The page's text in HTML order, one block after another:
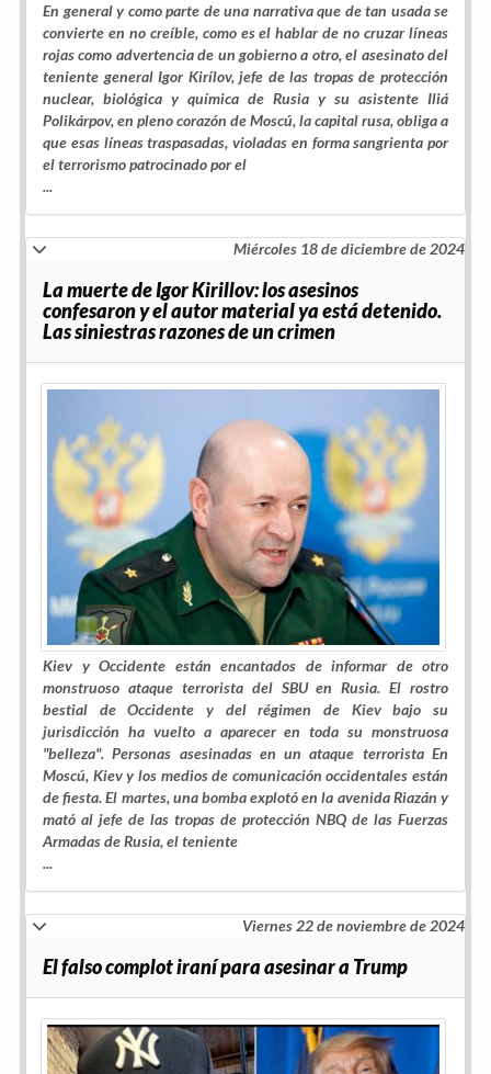
En general y como parte de una narrativa que de tan usada se
convierte en no creíble, como es el hablar de no cruzar líneas
rojas como advertencia de un gobierno a otro, el asesinato del
teniente general Igor Kirílov, jefe de las tropas de protección
nuclear, biológica y química de Rusia y su asistente Iliá
Polikárpov, en pleno corazón de Moscú, la capital rusa, obliga a
que esas líneas traspasadas, violadas en forma sangrienta por
el terrorismo patrocinado por el
...
Miércoles 18 de diciembre de 2024
La muerte de Igor Kirillov: los asesinos
confesaron y el autor material ya está detenido.
Las siniestras razones de un crimen
Kiev y Occidente están encantados de informar de otro
monstruoso ataque terrorista del SBU en Rusia. El rostro
bestial de Occidente y del régimen de Kiev bajo su
jurisdicción ha vuelto a aparecer en toda su monstruosa
"belleza". Personas asesinadas en un ataque terrorista En
Moscú, Kiev y los medios de comunicación occidentales están
de fiesta. El martes, una bomba explotó en la avenida Riazán y
mató al jefe de las tropas de protección NBQ de las Fuerzas
Armadas de Rusia, el teniente
...
Viernes 22 de noviembre de 2024
El falso complot iraní para asesinar a Trump